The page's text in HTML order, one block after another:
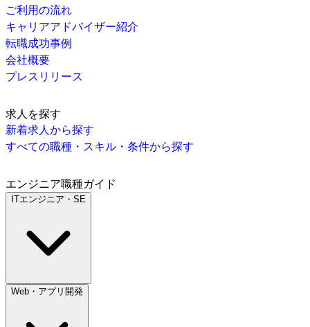
ご利用の流れ
キャリアアドバイザー紹介
転職成功事例
会社概要
プレスリリース
求人を探す
新着求人から探す
すべての職種・スキル・条件から探す
エンジニア職種ガイド
ITエンジニア・SE
Web・アプリ開発